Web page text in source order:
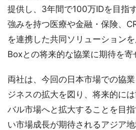
提供し、3年間で100万IDを目指
強みを持つ医療や金融・保険、
を連携した共同ソリューション
Boxとの将来的な協業に期待を寄
両社は、今回の日本市場での協
ジネスの拡大を図り、将来的に
バル市場へと拡大することを目
い市場成長が期待されるアジア